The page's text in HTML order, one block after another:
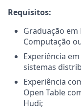
Requisitos:
Graduação em
Computação
Experiência
sistemas
Experiência
Open Table
Hudi;